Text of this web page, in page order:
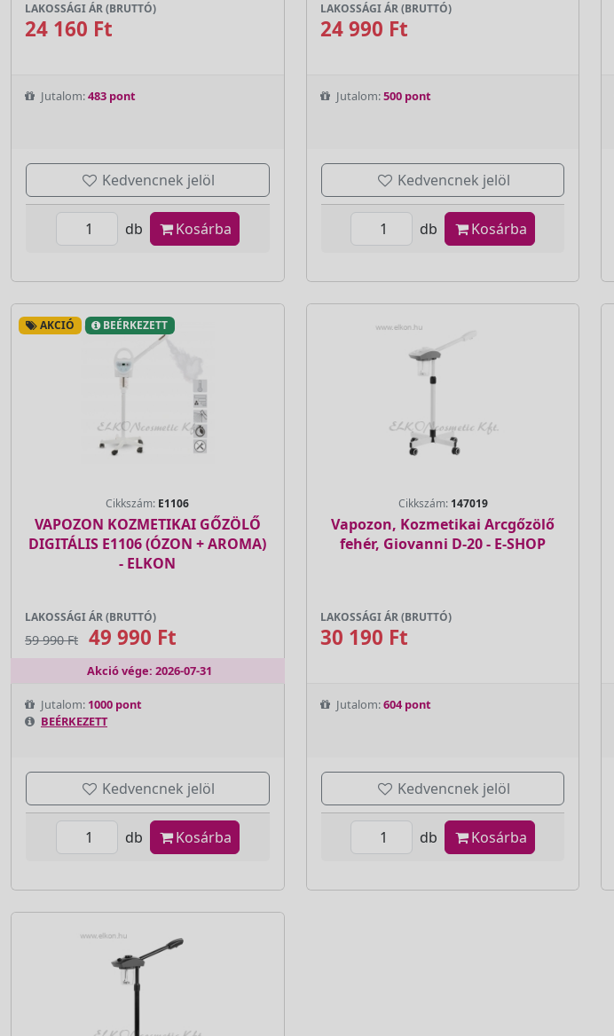
LAKOSSÁGI ÁR (BRUTTÓ)
24 160 Ft
Jutalom:483 pont
Kedvencnek jelöl
db Kosárba
LAKOSSÁGI ÁR (BRUTTÓ)
24 990 Ft
Jutalom:500 pont
Kedvencnek jelöl
db Kosárba
AKCIÓ BEÉRKEZETT
Cikkszám: E1106
VAPOZON KOZMETIKAI GŐZÖLŐ
DIGITÁLIS E1106 (ÓZON + AROMA)
- ELKON
LAKOSSÁGI ÁR (BRUTTÓ)
59 990 Ft 49 990 Ft
Akció vége: 2026-07-31
Jutalom: 1000 pont
BEÉRKEZETT
Kedvencnek jelöl
db Kosárba
Cikkszám: 147019
Vapozon, Kozmetikai Arcgőzölő
fehér, Giovanni D-20 - E-SHOP
LAKOSSÁGI ÁR (BRUTTÓ)
30 190 Ft
Jutalom:604 pont
Kedvencnek jelöl
db Kosárba